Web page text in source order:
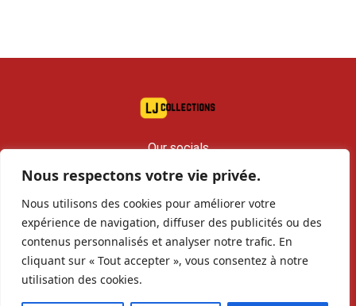
Nous respectons votre vie privée.
Nous utilisons des cookies pour améliorer votre
expérience de navigation, diffuser des publicités ou des
contenus personnalisés et analyser notre trafic. En
cliquant sur « Tout accepter », vous consentez à notre
utilisation des cookies.
Our socials
RCS 979 374 147 Romans
Contact